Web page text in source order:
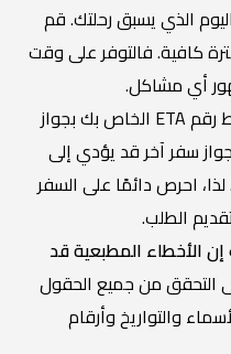
الذي يسبق رحلتك. قم
كافية. فالتوفر على وقت
أي مشاكل.
يرتبط رقم ETA الخاص بك بجواز
سفر آخر قد يؤدي إلى
احرص دائمًا على السفر
الطلب.
إن الأخطاء المطبعية قد
التحقق من جميع الحقول
والتواريخ وأرقام